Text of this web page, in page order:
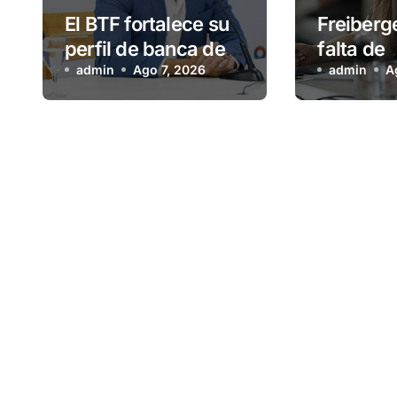
El BTF fortalece su
perfil de banca de
desarrollo con
nuevas
admin Ago 7, 2026
falta de
admin